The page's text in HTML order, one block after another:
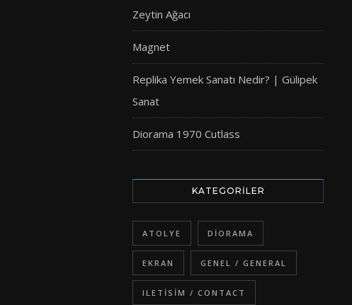
Zeytin Ağacı
Magnet
Replika Yemek Sanatı Nedir? | Gülipek
Sanat
Diorama 1970 Cutlass
KATEGORILER
ATOLYE DIORAMA
EKRAN GENEL / GENERAL
ILETISIM / CONTACT